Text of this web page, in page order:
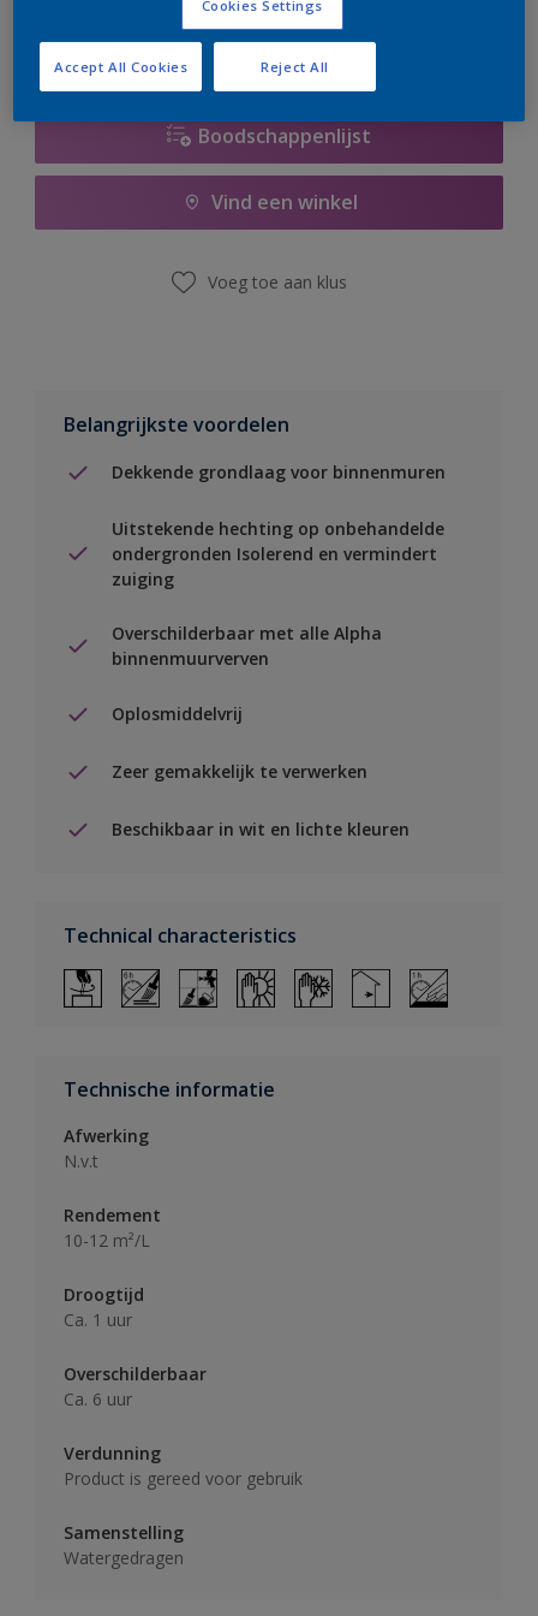
Boodschappenlijst
Vind een winkel
Voeg toe aan klus
Belangrijkste voordelen
Dekkende grondlaag voor binnenmuren
Uitstekende hechting op onbehandelde
ondergronden Isolerend en vermindert
zuiging
Overschilderbaar met alle Alpha
binnenmuurverven
Oplosmiddelvrij
Zeer gemakkelijk te verwerken
Beschikbaar in wit en lichte kleuren
Technical characteristics
Technische informatie
Afwerking
N.v.t
Rendement
10-12 m²/L
Droogtijd
Ca. 1 uur
Overschilderbaar
Ca. 6 uur
Verdunning
Product is gereed voor gebruik
Samenstelling
Watergedragen
Cookies Settings
Reject All
Accept All Cookies